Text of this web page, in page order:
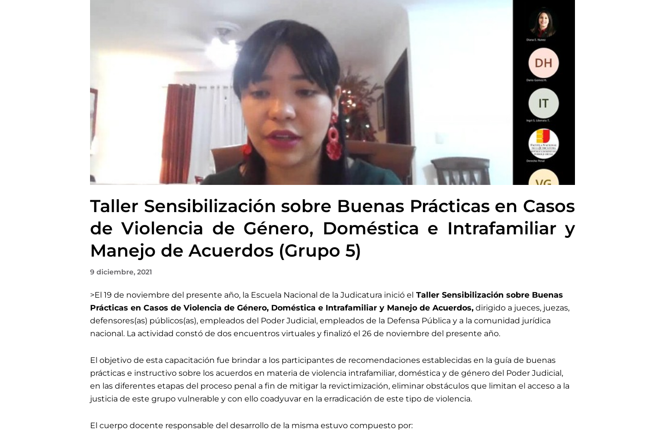
Taller Sensibilización sobre Buenas Prácticas en Casos
de Violencia de Género, Doméstica e Intrafamiliar y
Manejo de Acuerdos (Grupo 5)
9 diciembre, 2021
>El 19 de noviembre del presente año, la Escuela Nacional de la Judicatura inició el Taller Sensibilización sobre Buenas
Prácticas en Casos de Violencia de Género, Doméstica e Intrafamiliar y Manejo de Acuerdos, dirigido a jueces, juezas,
defensores(as) públicos(as), empleados del Poder Judicial, empleados de la Defensa Pública y a la comunidad jurídica
nacional . La actividad constó de dos encuentros virtuales y finalizó el 26 de noviembre del presente año.
El objetivo de esta capacitación fue brindar a los participantes de recomendaciones establecidas en la guía de buenas
prácticas e instructivo sobre los acuerdos en materia de violencia intrafamiliar, doméstica y de género del Poder Judicial,
en las diferentes etapas del proceso penal a fin de mitigar la revictimización, eliminar obstáculos que limitan el acceso a la
justicia de este grupo vulnerable y con ello coadyuvar en la erradicación de este tipo de violencia.
El cuerpo docente responsable del desarrollo de la misma estuvo compuesto por: